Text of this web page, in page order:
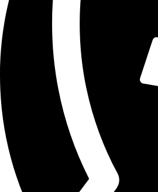
Contient : Langage grossier
Plus d'explications sur ce classement
ÉMISSION
La bande à Sophie
Partager l'émission
TwitterWhatsApp
Share